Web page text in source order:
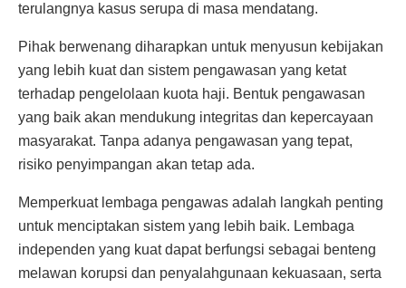
terulangnya kasus serupa di masa mendatang.
Pihak berwenang diharapkan untuk menyusun kebijakan
yang lebih kuat dan sistem pengawasan yang ketat
terhadap pengelolaan kuota haji. Bentuk pengawasan
yang baik akan mendukung integritas dan kepercayaan
masyarakat. Tanpa adanya pengawasan yang tepat,
risiko penyimpangan akan tetap ada.
Memperkuat lembaga pengawas adalah langkah penting
untuk menciptakan sistem yang lebih baik. Lembaga
independen yang kuat dapat berfungsi sebagai benteng
melawan korupsi dan penyalahgunaan kekuasaan, serta